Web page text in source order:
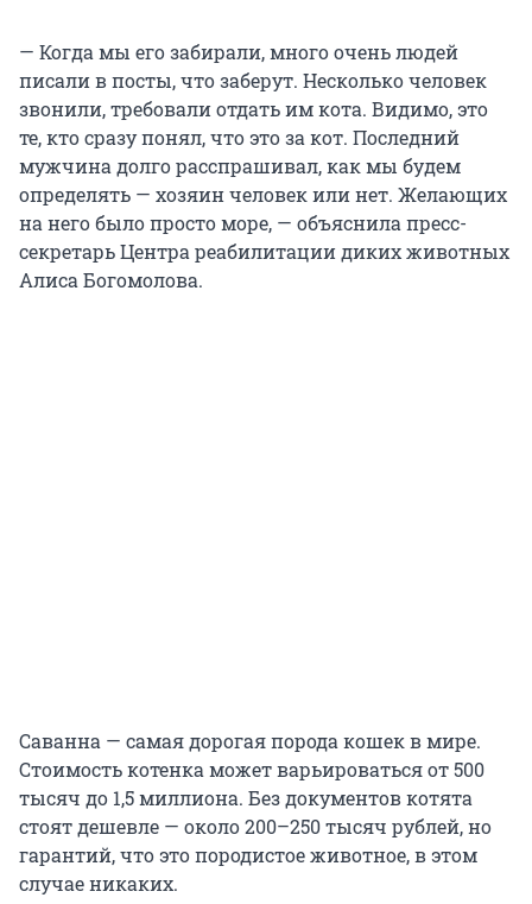
— Когда мы его забирали, много очень людей
писали в посты, что заберут. Несколько человек
звонили, требовали отдать им кота. Видимо, это
те, кто сразу понял, что это за кот. Последний
мужчина долго расспрашивал, как мы будем
определять — хозяин человек или нет. Желающих
на него было просто море, — объяснила пресс-
секретарь Центра реабилитации диких животных
Алиса Богомолова.
Саванна — самая дорогая порода кошек в мире.
Стоимость котенка может варьироваться от 500
тысяч до 1,5 миллиона. Без документов котята
стоят дешевле — около 200–250 тысяч рублей, но
гарантий, что это породистое животное, в этом
случае никаких.